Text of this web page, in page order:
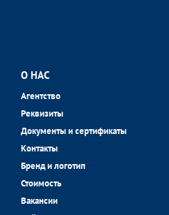
О НАС
Агентство
Реквизиты
Документы и сертификаты
Контакты
Бренд и логотип
Стоимость
Вакансии